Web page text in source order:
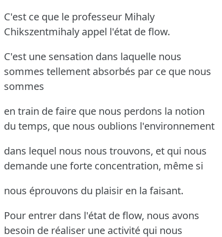
C'est ce que le professeur Mihaly
Chikszentmihaly appel l'état de flow.
C'est une sensation dans laquelle nous
sommes tellement absorbés par ce que nous
sommes
en train de faire que nous perdons la notion
du temps, que nous oublions l'environnement
dans lequel nous nous trouvons, et qui nous
demande une forte concentration, même si
nous éprouvons du plaisir en la faisant.
Pour entrer dans l'état de flow, nous avons
besoin de réaliser une activité qui nous